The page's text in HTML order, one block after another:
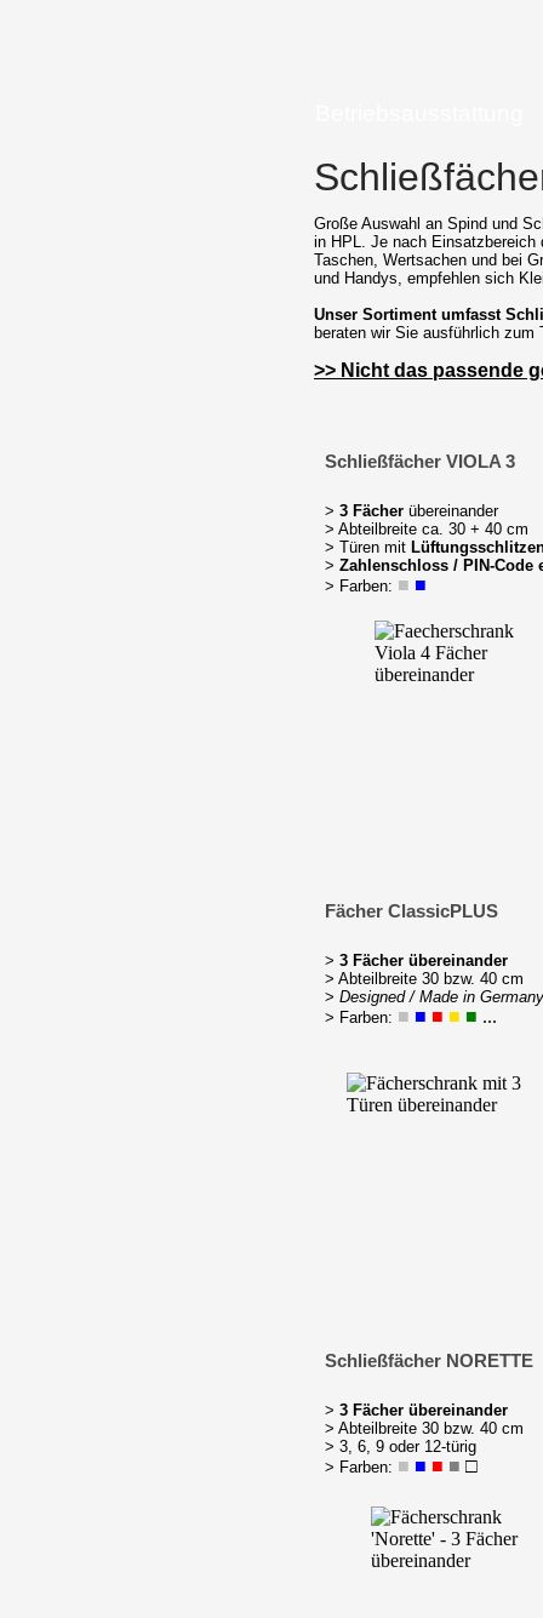
Große Auswahl an Spind und
in HPL. Je nach Einsatzbereich
Taschen, Wertsachen und bei
und Handys, empfehlen sich
Unser Sortiment umfasst
beraten wir Sie ausführlich zum
>> Nicht das passende
> 3 Fächer übereinander
> Abteilbreite ca. 30 + 40 cm
> Türen mit
> Zahlenschloss / PIN-Code
> Farben: ■ ■
Schließfächer VIOLA 3
> 3 Fächer übereinander
> Abteilbreite 30 bzw. 40 cm
> Designed / Made in Germany
> Farben: ■ ■ ■ ■ ■ ...
Fächer ClassicPLUS
> 3 Fächer übereinander
> Abteilbreite 30 bzw. 40 cm
> 3, 6, 9 oder 12-türig
> Farben: ■ ■ ■ ■ □
Schließfächer NORETTE